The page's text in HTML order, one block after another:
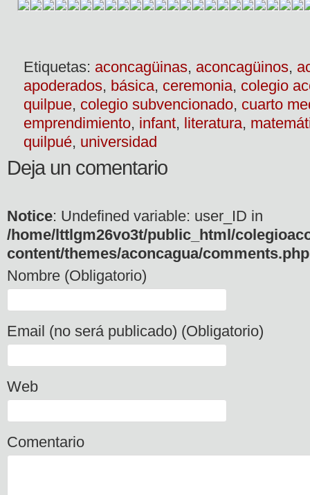
Etiquetas: aconcagüinas, aconcagüinos,
apoderados, básica, ceremonia, colegio
quilpue, colegio subvencionado, cuarto
emprendimiento, infant, literatura,
quilpué, universidad
Deja un comentario
Notice: Undefined variable: user_ID in
/home/lttlgm26vo3t/public_html/
content/themes/aconcagua/comments.php
Nombre (Obligatorio)
Email (no será publicado) (Obligatorio)
Web
Comentario